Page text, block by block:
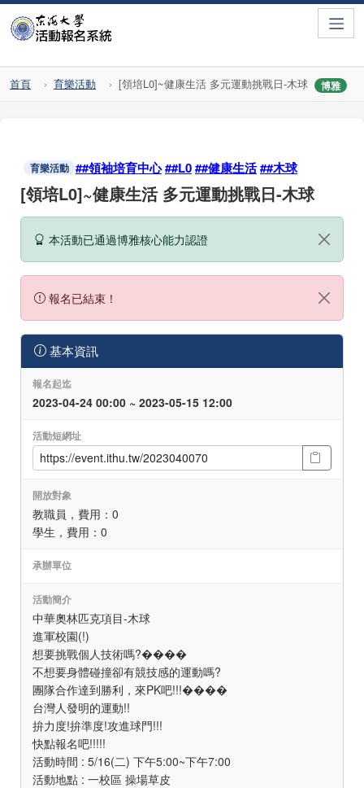
首頁 育樂活動 [領培L0]~健康生活 多元運動挑戰日-木球 博雅
育樂活動 ##領袖培育中心##L0##健康生活##木球
[領培L0]~健康生活 多元運動挑戰日-木球
本活動已通過博雅核心能力認證
報名已結束！
基本資訊
報名起迄
2023-04-24 00:00 ~ 2023-05-15 12:00
活動短網址
開放對象
教職員，費用：0
學生，費用：0
承辦單位
活動簡介
中華奧林匹克項目-木球
進軍校園(!)
想要挑戰個人技術嗎?����
不想要身體碰撞卻有競技感的運動嗎?
團隊合作達到勝利，來PK吧!!!����
台灣人發明的運動!!
拚力度!拚準度!攻進球門!!!
快點報名吧!!!!!
活動時間 : 5/16(二) 下午5:00~下午7:00
活動地點 : 一校區 操場草皮